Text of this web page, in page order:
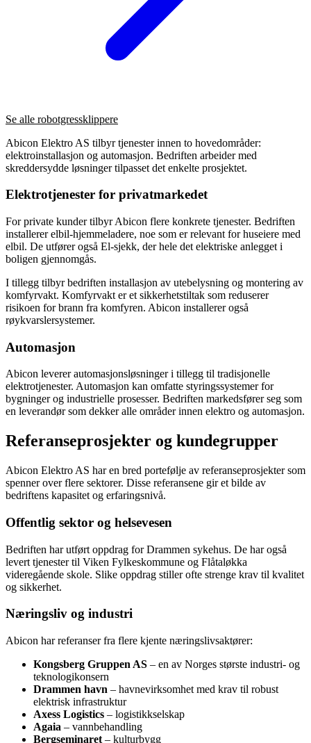
Se alle robotgressklippere
Abicon Elektro AS tilbyr tjenester innen to hovedområder:
elektroinstallasjon og automasjon. Bedriften arbeider med
skreddersydde løsninger tilpasset det enkelte prosjektet.
Elektrotjenester for privatmarkedet
For private kunder tilbyr Abicon flere konkrete tjenester. Bedriften
installerer elbil-hjemmeladere, noe som er relevant for huseiere med
elbil. De utfører også El-sjekk, der hele det elektriske anlegget i
boligen gjennomgås.
I tillegg tilbyr bedriften installasjon av utebelysning og montering av
komfyrvakt. Komfyrvakt er et sikkerhetstiltak som reduserer
risikoen for brann fra komfyren. Abicon installerer også
røykvarslersystemer.
Automasjon
Abicon leverer automasjonsløsninger i tillegg til tradisjonelle
elektrotjenester. Automasjon kan omfatte styringssystemer for
bygninger og industrielle prosesser. Bedriften markedsfører seg som
en leverandør som dekker alle områder innen elektro og automasjon.
Referanseprosjekter og kundegrupper
Abicon Elektro AS har en bred portefølje av referanseprosjekter som
spenner over flere sektorer. Disse referansene gir et bilde av
bedriftens kapasitet og erfaringsnivå.
Offentlig sektor og helsevesen
Bedriften har utført oppdrag for Drammen sykehus. De har også
levert tjenester til Viken Fylkeskommune og Flåtaløkka
videregående skole. Slike oppdrag stiller ofte strenge krav til kvalitet
og sikkerhet.
Næringsliv og industri
Abicon har referanser fra flere kjente næringslivsaktører:
Kongsberg Gruppen AS – en av Norges største industri- og
teknologikonsern
Drammen havn – havnevirksomhet med krav til robust
elektrisk infrastruktur
Axess Logistics – logistikkselskap
Agaia – vannbehandling
Bergseminaret – kulturbygg